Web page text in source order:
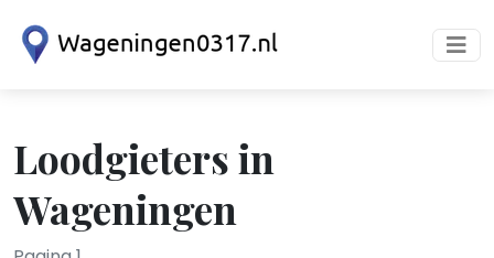
Loodgieters in
Wageningen